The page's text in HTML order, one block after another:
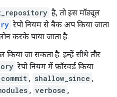
है, तो इस मॉड्यूल
रेपो नियम से बैक अप किया जाता
करके पाया जाता है.
किया जा सकता है. इन्हें सीधे तौर
रेपो नियम में फ़ॉरवर्ड किया
commit , shallow_since ,
, verbose ,